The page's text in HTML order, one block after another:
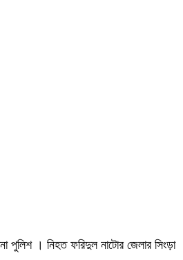
পুলিশ । নিহত ফরিদুল নাটোর জেলার সিংড়া